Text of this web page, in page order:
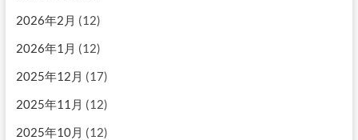
2026年2月 (12)
2026年1月 (12)
2025年12月 (17)
2025年11月 (12)
2025年10月 (12)